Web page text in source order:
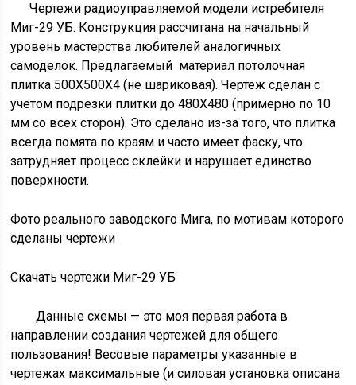
Чертежи радиоуправляемой модели истребителя
Миг-29 УБ. Конструкция рассчитана на начальный
уровень мастерства любителей аналогичных
самоделок. Предлагаемый материал потолочная
плитка 500Х500Х4 (не шариковая). Чертёж сделан с
учётом подрезки плитки до 480Х480 (примерно по 10
мм со всех сторон). Это сделано из-за того, что плитка
всегда помята по краям и часто имеет фаску, что
затрудняет процесс склейки и нарушает единство
поверхности.
Фото реального заводского Мига, по мотивам которого
сделаны чертежи
Скачать чертежи Миг-29 УБ
Данные схемы — это моя первая работа в
направлении создания чертежей для общего
пользования! Весовые параметры указанные в
чертежах максимальные (и силовая установка описана